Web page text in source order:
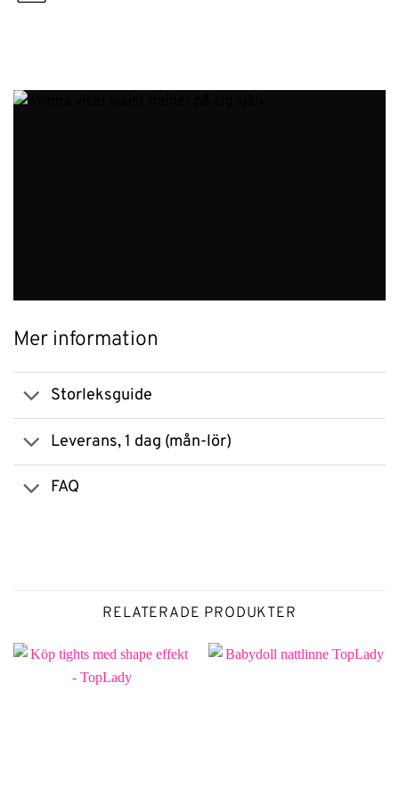
Mer information
Storleksguide
Leverans, 1 dag (mån-lör)
FAQ
RELATERADE PRODUKTER